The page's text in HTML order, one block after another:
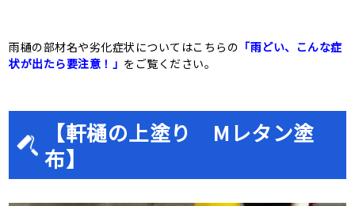
雨樋の部材名や劣化症状についてはこちらの 「雨どい、こんな症
状が出たら要注意！」 をご覧ください。
【軒樋の上塗り Mレタン塗
布】